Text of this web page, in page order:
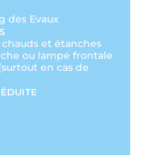
des Evaux
et étanches
ou lampe frontale
en cas de